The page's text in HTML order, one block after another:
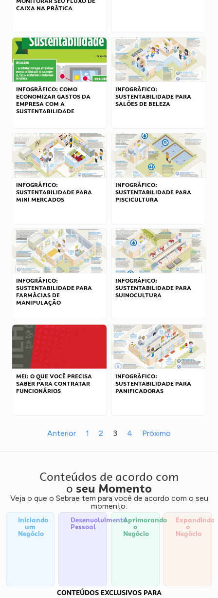
CAIXA NA PRÁTICA
INFOGRÁFICO: COMO
ECONOMIZAR GASTOS DA
EMPRESA COM A
SUSTENTABILIDADE
INFOGRÁFICO:
SUSTENTABILIDADE PARA
SALÕES DE BELEZA
INFOGRÁFICO:
SUSTENTABILIDADE PARA
MINI MERCADOS
INFOGRÁFICO:
SUSTENTABILIDADE PARA
PISCICULTURA
INFOGRÁFICO:
SUSTENTABILIDADE PARA
FARMÁCIAS DE
MANIPULAÇÃO
INFOGRÁFICO:
SUSTENTABILIDADE PARA
SUINOCULTURA
MEI: O QUE VOCÊ PRECISA
SABER PARA CONTRATAR
FUNCIONÁRIOS
INFOGRÁFICO:
SUSTENTABILIDADE PARA
PANIFICADORAS
Anterior 1 2 3 4 Próximo
Conteúdos de acordo com
o seu Momento
Veja o que o Sebrae tem para você de acordo com o seu
momento:
Iniciando
um
Negócio
Desenvolvimento
Pessoal
Aprimorando
o
Negócio
Expandindo
o
Negócio
CONTEÚDOS EXCLUSIVOS PARA